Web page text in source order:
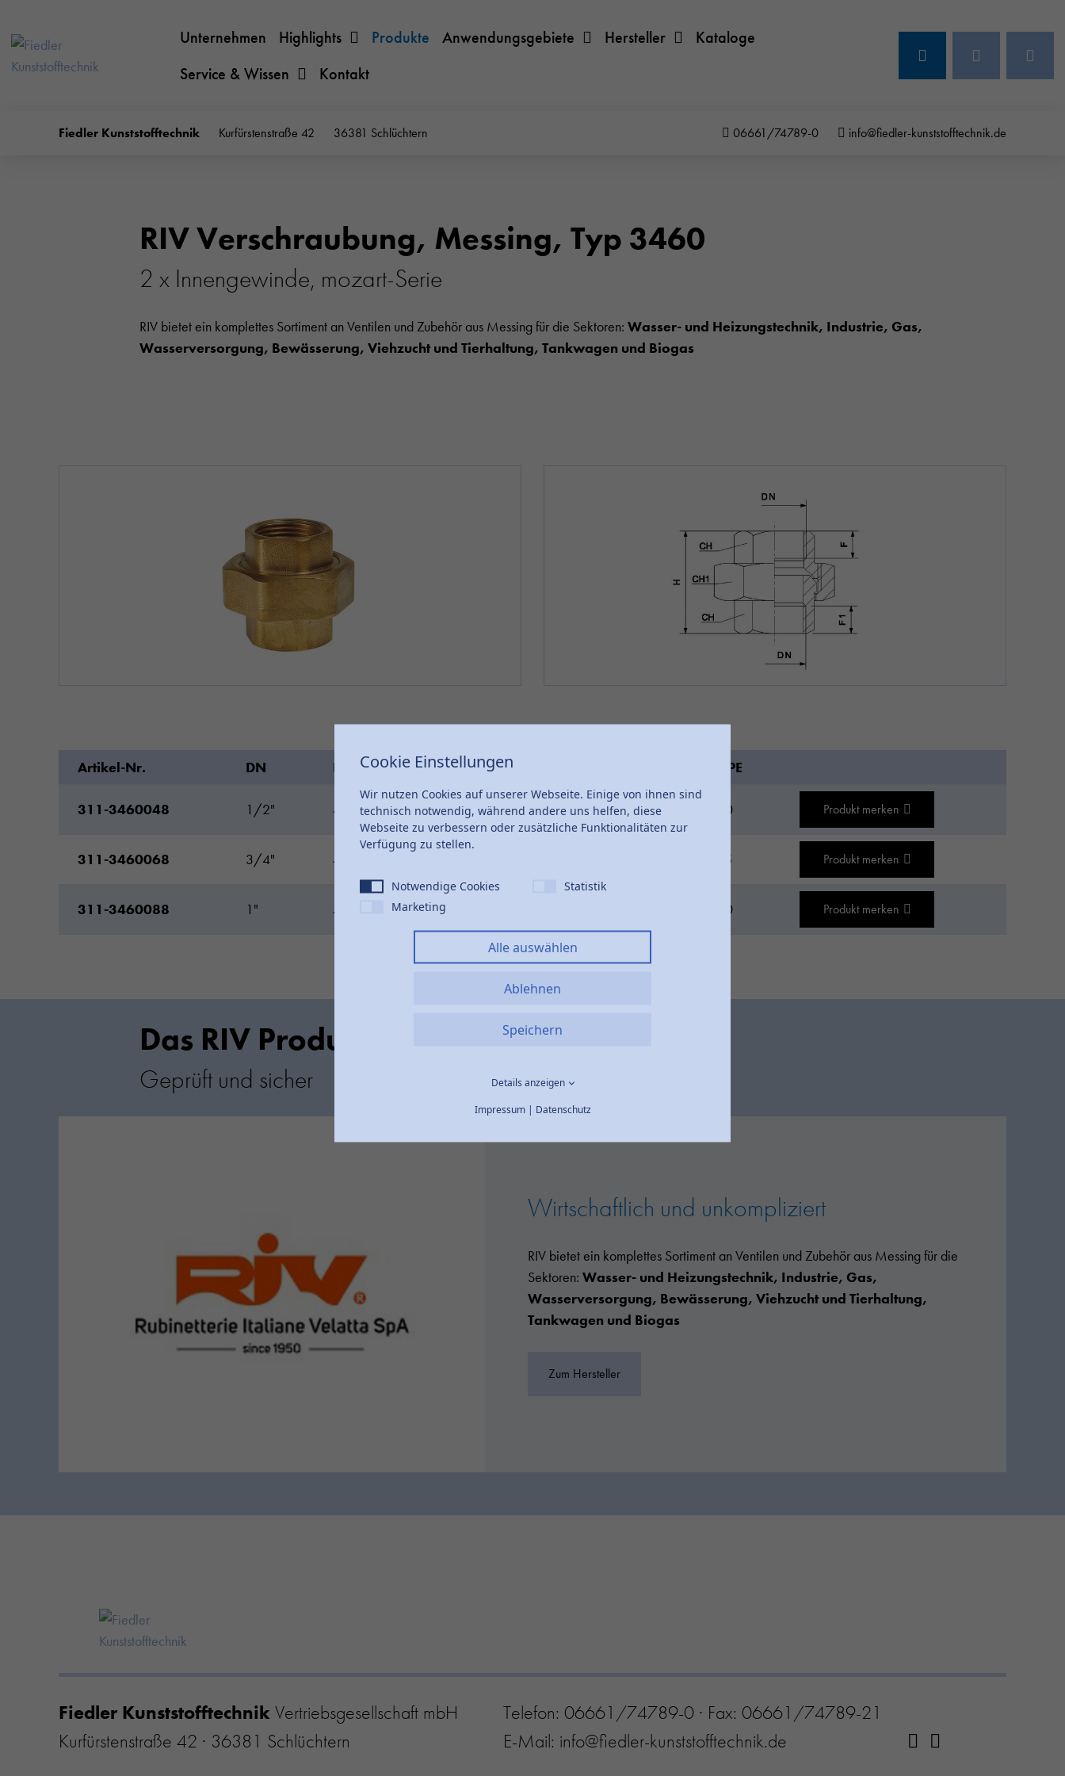
Unternehmen Highlights Produkte Anwendungsgebiete Hersteller
Kataloge
Service & Wissen
Kontakt
Fiedler Kunststofftechnik Kurfürstenstraße 42 36381 Schlüchtern 06661/74789-0 info@fiedler-kunststofftechnik.de
RIV Verschraubung, Messing, Typ 3460
2 x Innengewinde, mozart-Serie
RIV bietet ein komplettes Sortiment an Ventilen und Zubehör aus Messing für die Sektoren: Wasser- und Heizungstechnik, Industrie, Gas,
Wasserversorgung, Bewässerung, Viehzucht und Tierhaltung, Tankwagen und Biogas
Artikel-Nr. DN H F F1 VPE
311-3460048 1/2" 45 12 12 10 0,220 10 Produkt merken
311-3460068 3/4" 46 15 Produkt merken
311-3460088 1" 53 16 10 Produkt merken
Das RIV Produktsortiment
Geprüft und sicher
Wirtschaftlich und unkompliziert
RIV bietet ein komplettes Sortiment an Ventilen und Zubehör aus Messing für die
Sektoren:Wasser- und Heizungstechnik, Industrie, Gas,
Wasserversorgung, Bewässerung, Viehzucht und Tierhaltung,
Tankwagen und Biogas
Zum Hersteller
Fiedler KunststofftechnikVertriebsgesellschaft mbH
Kurfürstenstraße 42 · 36381 Schlüchtern
Telefon: 06661/74789-0 · Fax: 06661/74789-21
E-Mail: info@fiedler-kunststofftechnik.de
Cookie Einstellungen
Wir nutzen Cookies auf unserer Webseite. Einige von ihnen sind
technisch notwendig, während andere uns helfen, diese
Webseite zu verbessern oder zusätzliche Funktionalitäten zur
Verfügung zu stellen.
Notwendige Cookies
Statistik
Marketing
Alle auswählen
Ablehnen
Speichern
Details anzeigen
Impressum| Datenschutz